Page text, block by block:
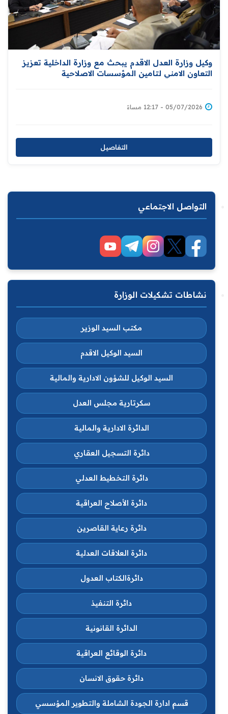
وكيل وزارة العدل الاقدم يبحث مع وزارة الداخلية تعزيز
التعاون الامني لتامين المؤسسات الاصلاحية
05/07/2026 - 12:17 مساءً
التفاصيل
التواصل الاجتماعي
نشاطات تشكيلات الوزارة
مكتب السيد الوزير
السيد الوكيل الاقدم
السيد الوكيل للشؤون الادارية والمالية
سكرتارية مجلس العدل
الدائرة الادارية والمالية
دائرة التسجيل العقاري
دائرة التخطيط العدلي
دائرة الأصلاح العراقية
دائرة رعاية القاصرين
دائرة العلاقات العدلية
دائرةالكتاب العدول
دائرة التنفيذ
الدائرة القانونية
دائرة الوقائع العراقية
دائرة حقوق الانسان
قسم ادارة الجودة الشاملة والتطوير المؤسسي